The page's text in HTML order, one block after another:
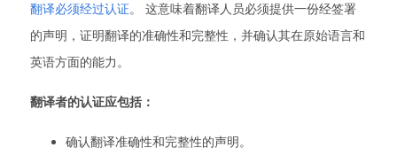
翻译必须经过认证。 这意味着翻译人员必须提供一份经签署
的声明，证明翻译的准确性和完整性，并确认其在原始语言和
英语方面的能力。
翻译者的认证应包括：
确认翻译准确性和完整性的声明。